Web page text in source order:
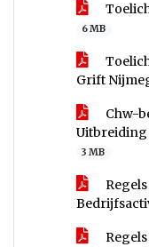
6 MB
Grift
Chw-
Uitbreiding
3 MB